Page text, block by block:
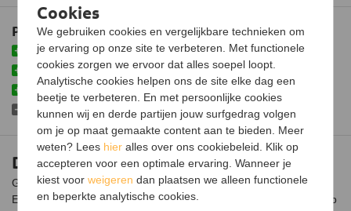
Dimplex Engine 56-600 MB
Geniet zonder veel gedoe van een haardvuur met de Dimplex
Engine 56-600 MB elektrische inzet haard. Geschikt om in een op
Plus- en minpunten
Eenvoudig te installeren
Met verwarmingsfunctie
Inclusief afstandsbediening
Niet voorzien van geluidsmodule
Kleureffect instelbaar
Afmetingen (B x D x H) 65 x 26 x 70 cm
Afmetingen vuurzicht (B x D x
56 x 40 cm
Gewicht
Materiaal Plaatstaal
Kleur Zwart
Cookies
We gebruiken cookies en vergelijkbare technieken om
je ervaring op onze site te verbeteren. Met functionele
cookies zorgen we ervoor dat alles soepel loopt.
Analytische cookies helpen ons de site elke dag een
beetje te verbeteren. En met persoonlijke cookies
kunnen wij en derde partijen jouw surfgedrag volgen
om je op maat gemaakte content aan te bieden. Meer
weten? Lees hier alles over ons cookiebeleid. Klik op
accepteren voor een optimale ervaring. Wanneer je
kiest voorweigeren dan plaatsen we alleen functionele
en beperkte analytische cookies.